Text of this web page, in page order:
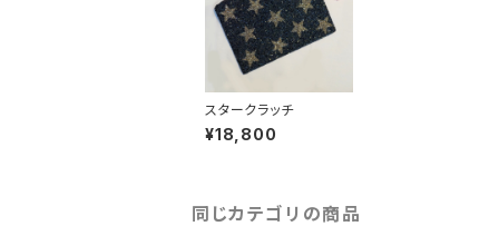
スタークラッチ
¥18,800
同じカテゴリの商品